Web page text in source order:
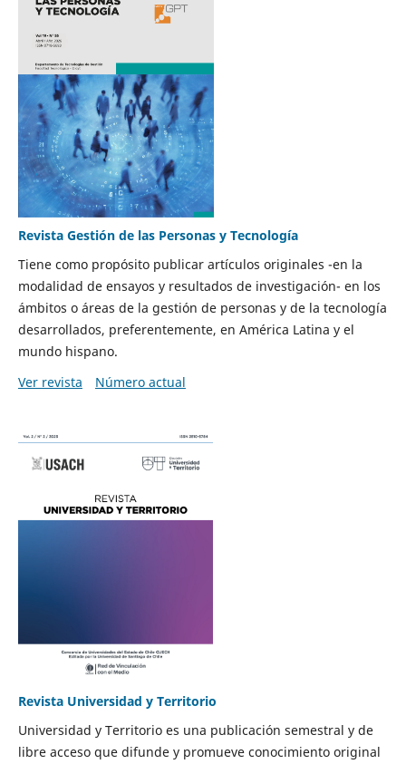
Revista Gestión de las Personas y Tecnología
Tiene como propósito publicar artículos originales -en la
modalidad de ensayos y resultados de investigación- en los
ámbitos o áreas de la gestión de personas y de la tecnología
desarrollados, preferentemente, en América Latina y el
mundo hispano.
Ver revista
Número actual
Revista Universidad y Territorio
Universidad y Territorio es una publicación semestral y de
libre acceso que difunde y promueve conocimiento original